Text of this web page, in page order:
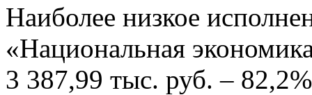
Наиболее низкое
«Национальная
3 387,99 тыс. руб. –